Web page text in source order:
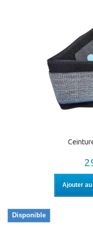
mois, pour des
:
pour un confort
Ceintures
soulagez
la grossesse
offrant un soutien
: réduit
:
toutes les
Utilisation polyvalente
enceintes actives ou
Ajouter
Disponible